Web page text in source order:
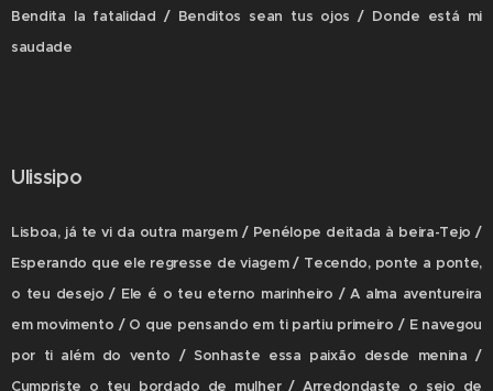
Bendita la fatalidad / Benditos sean tus ojos / Donde está mi
saudade
Ulissipo
Lisboa, já te vi da outra margem / Penélope deitada à beira-Tejo /
Esperando que ele regresse de viagem / Tecendo, ponte a ponte,
o teu desejo / Ele é o teu eterno marinheiro / A alma aventureira
em movimento / O que pensando em ti partiu primeiro / E navegou
por ti além do vento / Sonhaste essa paixão desde menina /
Cumpriste o teu bordado de mulher / Arredondaste o seio de